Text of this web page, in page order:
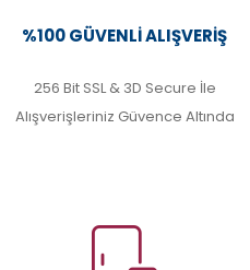
%100 GÜVENLI ALIŞVERIŞ
256 Bit SSL & 3D Secure İle
Alışverişleriniz Güvence Altında